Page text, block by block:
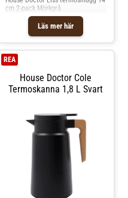
Läs mer här
cm 2-pack Mörkgrå
House Doctor Cole
Termoskanna 1,8 L Svart
REA